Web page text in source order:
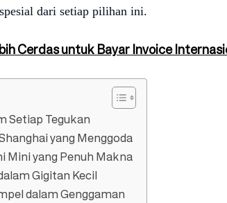
dari setiap pilihan ini.
Cerdas untuk Bayar Invoice
Setiap Tegukan
yang Menggoda
Mini yang Penuh Makna
Gigitan Kecil
dalam Genggaman